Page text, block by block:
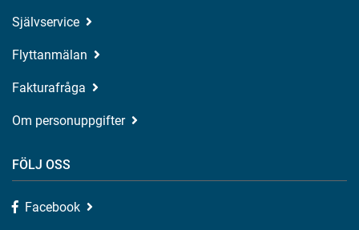
Självservice
Flyttanmälan
Fakturafråga
Om personuppgifter
FÖLJ OSS
Facebook